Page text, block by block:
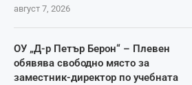
август 7, 2026
ОУ „Д-р Петър Берон“ – Плевен
обявява свободно място за
заместник-директор по учебната